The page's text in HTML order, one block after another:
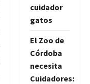
cuidador
gatos
El Zoo de
Córdoba
necesita
Cuidadores: